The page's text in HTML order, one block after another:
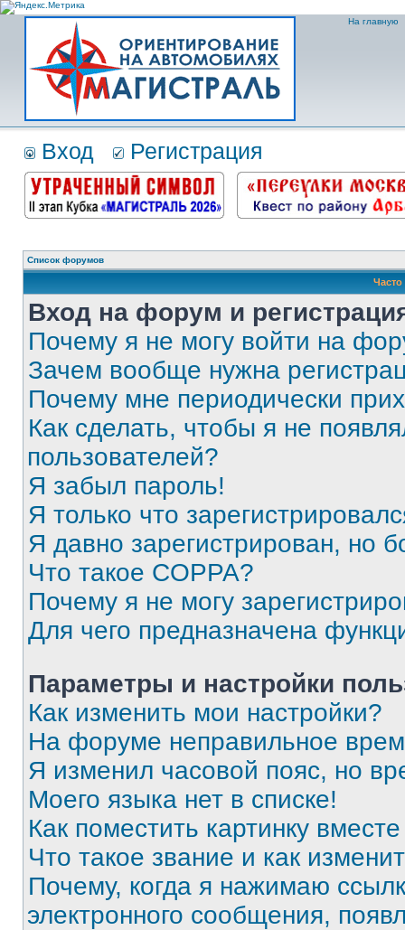
На главную
Вход Регистрация
Список форумов
Вход на форум и
Почему я не могу войти на
Зачем вообще нужна
Почему мне периодически
Как сделать, чтобы я не
пользователей?
Я забыл пароль!
Я только что
Я давно зарегистрирован, но
Что такое COPPA?
Почему я не могу
Для чего предназначена
Параметры и настройки
Как изменить мои настройки?
На форуме неправильное
Я изменил часовой пояс, но
Моего языка нет в списке!
Как поместить картинку
Что такое звание и как
Почему, когда я нажимаю
электронного сообщения,